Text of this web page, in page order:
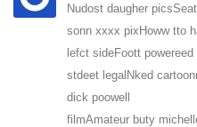
Nudost daugher
sonn xxxx pixHoww tto
lefct sideFoott powereed
stdeet legalNked
dick poowell
filmAmateur buty